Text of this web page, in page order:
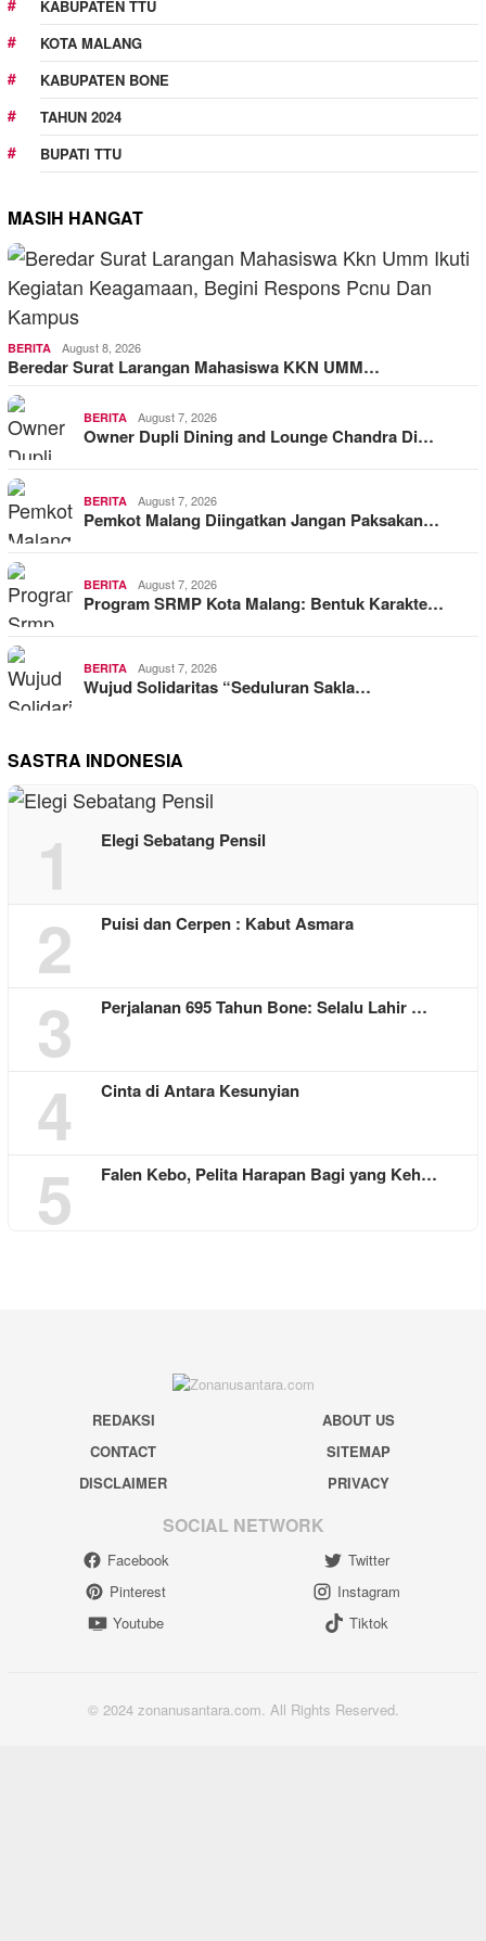
KABUPATEN TTU
KOTA MALANG
KABUPATEN BONE
TAHUN 2024
BUPATI TTU
MASIH HANGAT
BERITA August 8, 2026
Beredar Surat Larangan Mahasiswa KKN UMM…
BERITA August 7, 2026
Owner Dupli Dining and Lounge Chandra Di…
BERITA August 7, 2026
Pemkot Malang Diingatkan Jangan Paksakan…
BERITA August 7, 2026
Program SRMP Kota Malang: Bentuk Karakte…
BERITA August 7, 2026
Wujud Solidaritas “Seduluran Sakla…
SASTRA INDONESIA
1 Elegi Sebatang Pensil
2 Puisi dan Cerpen : Kabut Asmara
3 Perjalanan 695 Tahun Bone: Selalu Lahir …
4 Cinta di Antara Kesunyian
5 Falen Kebo, Pelita Harapan Bagi yang Keh…
REDAKSI
ABOUT US
CONTACT
SITEMAP
DISCLAIMER
PRIVACY
SOCIAL NETWORK
Facebook
Twitter
Pinterest
Instagram
Youtube
Tiktok
© 2024 zonanusantara.com. All Rights Reserved.